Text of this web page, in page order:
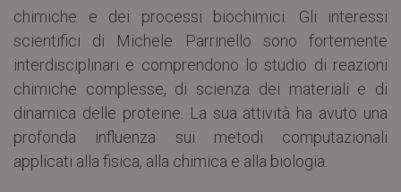
chimiche e dei processi biochimici. Gli interessi
scientifici di Michele Parrinello sono fortemente
interdisciplinari e comprendono lo studio di reazioni
chimiche complesse, di scienza dei materiali e di
dinamica delle proteine. La sua attività ha avuto una
profonda influenza sui metodi computazionali
applicati alla fisica, alla chimica e alla biologia.